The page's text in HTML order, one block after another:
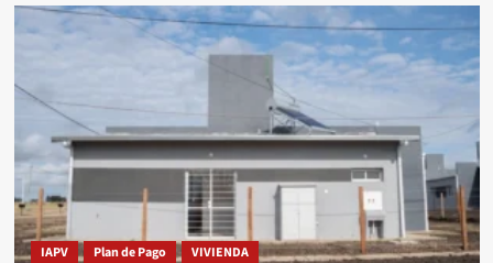
IAPV Plan de Pago VIVIENDA